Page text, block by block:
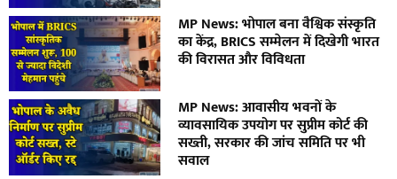
MP News: भोपाल बना वैश्विक संस्कृति
का केंद्र, BRICS सम्मेलन में दिखेगी भारत
की विरासत और विविधता
MP News: आवासीय भवनों के
व्यावसायिक उपयोग पर सुप्रीम कोर्ट की
सख्ती, सरकार की जांच समिति पर भी
सवाल